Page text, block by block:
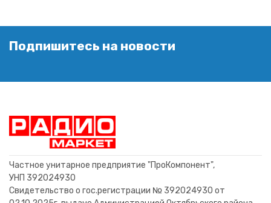
Подпишитесь на новости
Частное унитарное предприятие "ПроКомпонент",
УНП 392024930
Свидетельство о гос.регистрации № 392024930 от